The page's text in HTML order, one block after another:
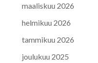
maaliskuu 2026
helmikuu 2026
tammikuu 2026
joulukuu 2025